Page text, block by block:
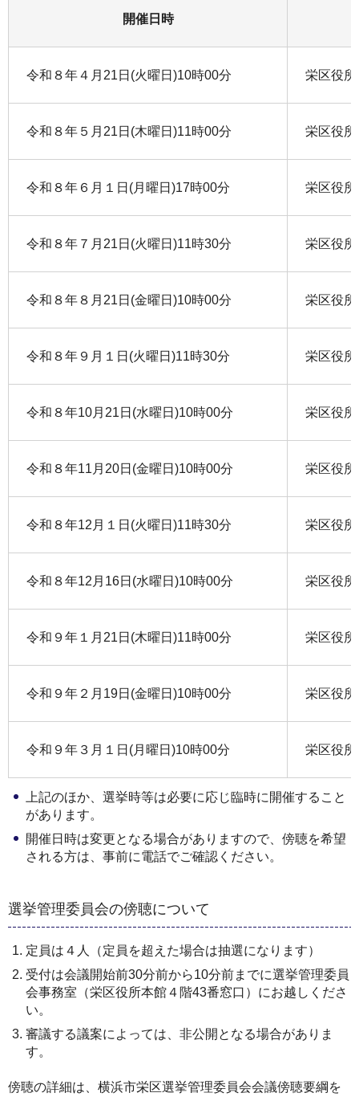
開催日時
令和８年４月21日(火曜日)10時00分 栄区役
令和８年５月21日(木曜日)11時00分 栄区役
令和８年６月１日(月曜日)17時00分 栄区役
令和８年７月21日(火曜日)11時30分 栄区役
令和８年８月21日(金曜日)10時00分 栄区役
令和８年９月１日(火曜日)11時30分 栄区役
令和８年10月21日(水曜日)10時00分 栄区役
令和８年11月20日(金曜日)10時00分 栄区役
令和８年12月１日(火曜日)11時30分 栄区役
令和８年12月16日(水曜日)10時00分 栄区役
令和９年１月21日(木曜日)11時00分 栄区役
令和９年２月19日(金曜日)10時00分 栄区役
令和９年３月１日(月曜日)10時00分 栄区役
上記のほか、選挙時等は必要に応じ臨時に開催すること
があります。
開催日時は変更となる場合がありますので、傍聴を希望
される方は、事前に電話でご確認ください。
選挙管理委員会の傍聴について
定員は４人（定員を超えた場合は抽選になります）
受付は会議開始前30分前から10分前までに選挙管理委員
会事務室（栄区役所本館４階43番窓口）にお越しくださ
い。
審議する議案によっては、非公開となる場合がありま
す。
傍聴の詳細は、横浜市栄区選挙管理委員会会議傍聴要綱を